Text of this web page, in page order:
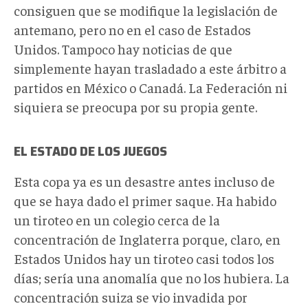
consiguen que se modifique la legislación de
antemano, pero no en el caso de Estados
Unidos. Tampoco hay noticias de que
simplemente hayan trasladado a este árbitro a
partidos en México o Canadá. La Federación ni
siquiera se preocupa por su propia gente.
EL ESTADO DE LOS JUEGOS
Esta copa ya es un desastre antes incluso de
que se haya dado el primer saque. Ha habido
un tiroteo en un colegio cerca de la
concentración de Inglaterra porque, claro, en
Estados Unidos hay un tiroteo casi todos los
días; sería una anomalía que no los hubiera. La
concentración suiza se vio invadida por